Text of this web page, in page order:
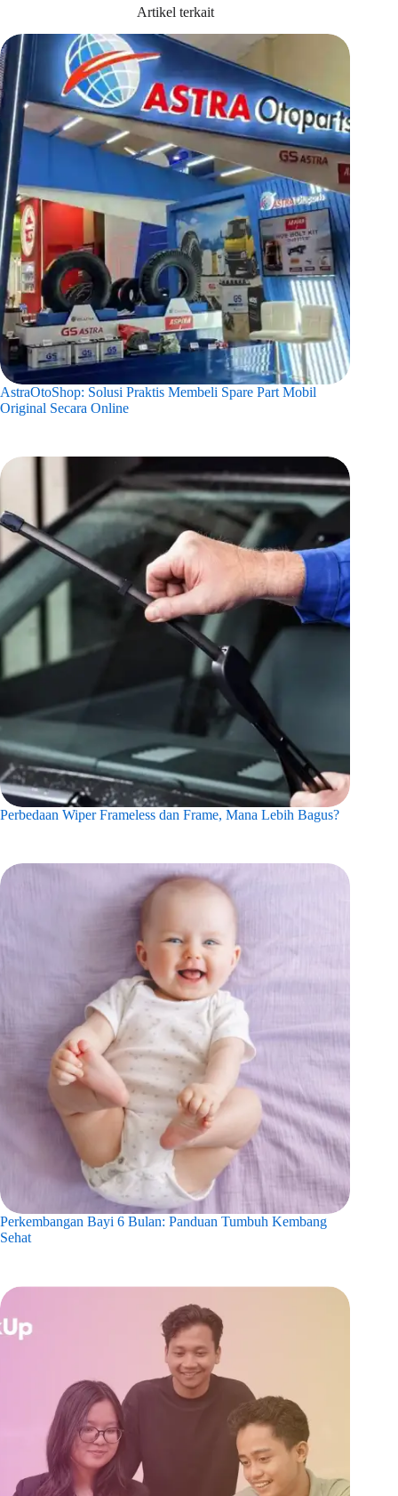
Artikel terkait
AstraOtoShop: Solusi Praktis Membeli Spare Part Mobil
Original Secara Online
Perbedaan Wiper Frameless dan Frame, Mana Lebih Bagus?
Perkembangan Bayi 6 Bulan: Panduan Tumbuh Kembang
Sehat